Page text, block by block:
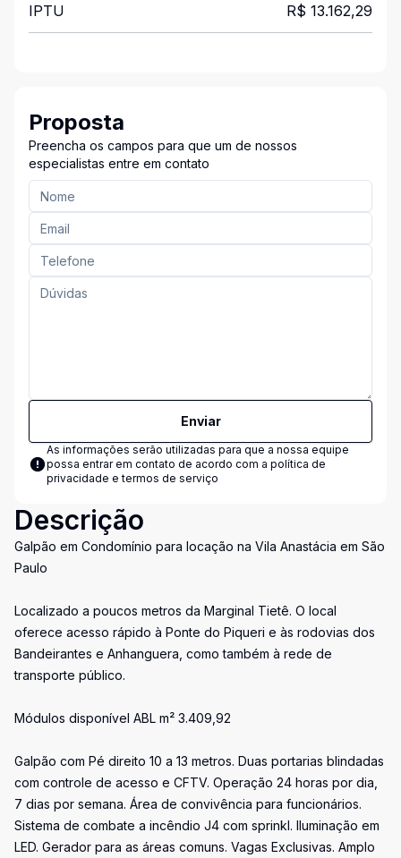
IPTU R$ 13.162,29
Proposta
Preencha os campos para que um de nossos
especialistas entre em contato
Enviar
As informações serão utilizadas para que a nossa equipe
possa entrar em contato de acordo com a política de
privacidade e termos de serviço
Descrição
Galpão em Condomínio para locação na Vila Anastácia em São
Paulo
Localizado a poucos metros da Marginal Tietê. O local
oferece acesso rápido à Ponte do Piqueri e às rodovias dos
Bandeirantes e Anhanguera, como também à rede de
transporte público.
Módulos disponível ABL m² 3.409,92
Galpão com Pé direito 10 a 13 metros. Duas portarias blindadas
com controle de acesso e CFTV. Operação 24 horas por dia,
7 dias por semana. Área de convivência para funcionários.
Sistema de combate a incêndio J4 com sprinkl. Iluminação em
LED. Gerador para as áreas comuns. Vagas Exclusivas. Amplo